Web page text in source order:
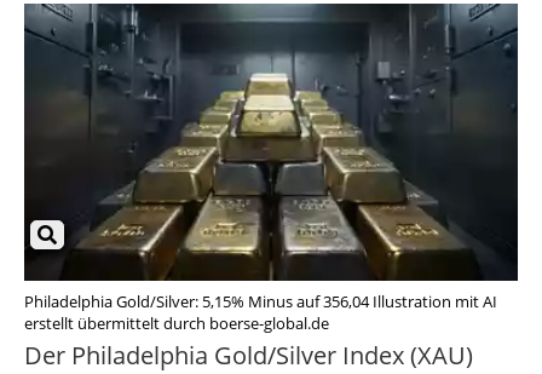
Philadelphia Gold/Silver: 5,15% Minus auf 356,04 Illustration mit AI
erstellt übermittelt durch boerse-global.de
Der Philadelphia Gold/Silver Index (XAU)